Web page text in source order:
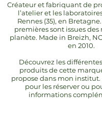
Créateur et fabriquant de
l’atelier et les
Rennes (35), en
premières sont issues des
planète. Made in Breizh,
en 2010.
Découvrez les
produits de cette
propose dans mon
pour les réserver ou
informations